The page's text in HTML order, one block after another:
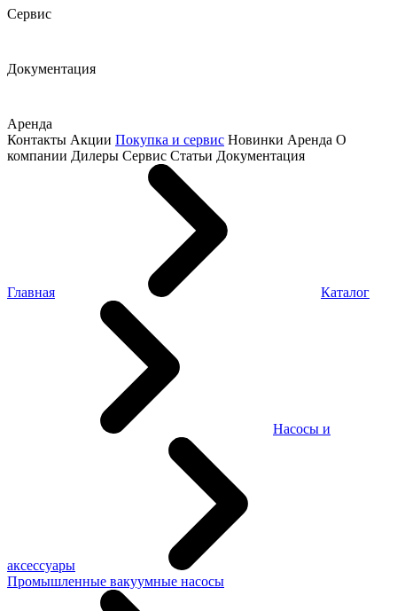
Сервис
Документация
Аренда
Контакты Акции Покупка и сервис Новинки Аренда О
компании Дилеры Сервис Статьи Документация
Главная Каталог
Насосы и
аксессуары
Промышленные вакуумные насосы